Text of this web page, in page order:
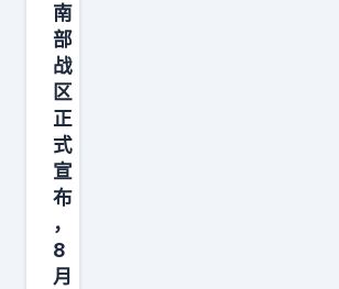
南
部
战
区
正
式
宣
布
，
8
月